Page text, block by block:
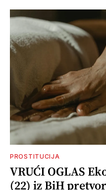
PROSTITUCIJA
VRUĆI OGLAS
(22) iz BiH